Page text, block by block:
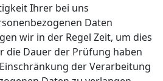
Ihrer bei uns
Daten
wir in der Regel Zeit, um dies
die Dauer der Prüfung haben
der Verarbeitung